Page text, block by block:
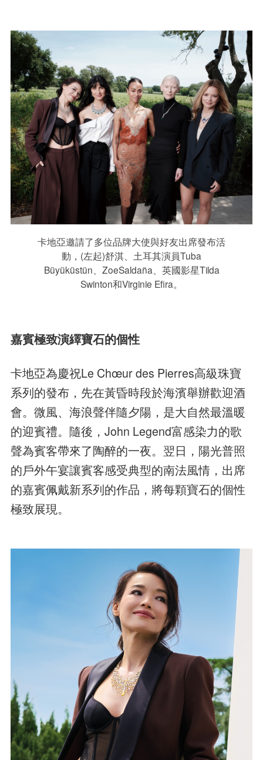
卡地亞邀請了多位品牌大使與好友出席發布活
動，(左起)舒淇、土耳其演員Tuba
Büyüküstün、ZoeSaldaña、英國影星Tilda
Swinton和Virginie Efira。
嘉賓極致演繹寶石的個性
卡地亞為慶祝Le Chœur des Pierres高級珠寶
系列的發布，先在黃昏時段於海濱舉辦歡迎酒
會。微風、海浪聲伴隨夕陽，是大自然最溫暖
的迎賓禮。隨後，John Legend富感染力的歌
聲為賓客帶來了陶醉的一夜。翌日，陽光普照
的戶外午宴讓賓客感受典型的南法風情，出席
的嘉賓佩戴新系列的作品，將每顆寶石的個性
極致展現。